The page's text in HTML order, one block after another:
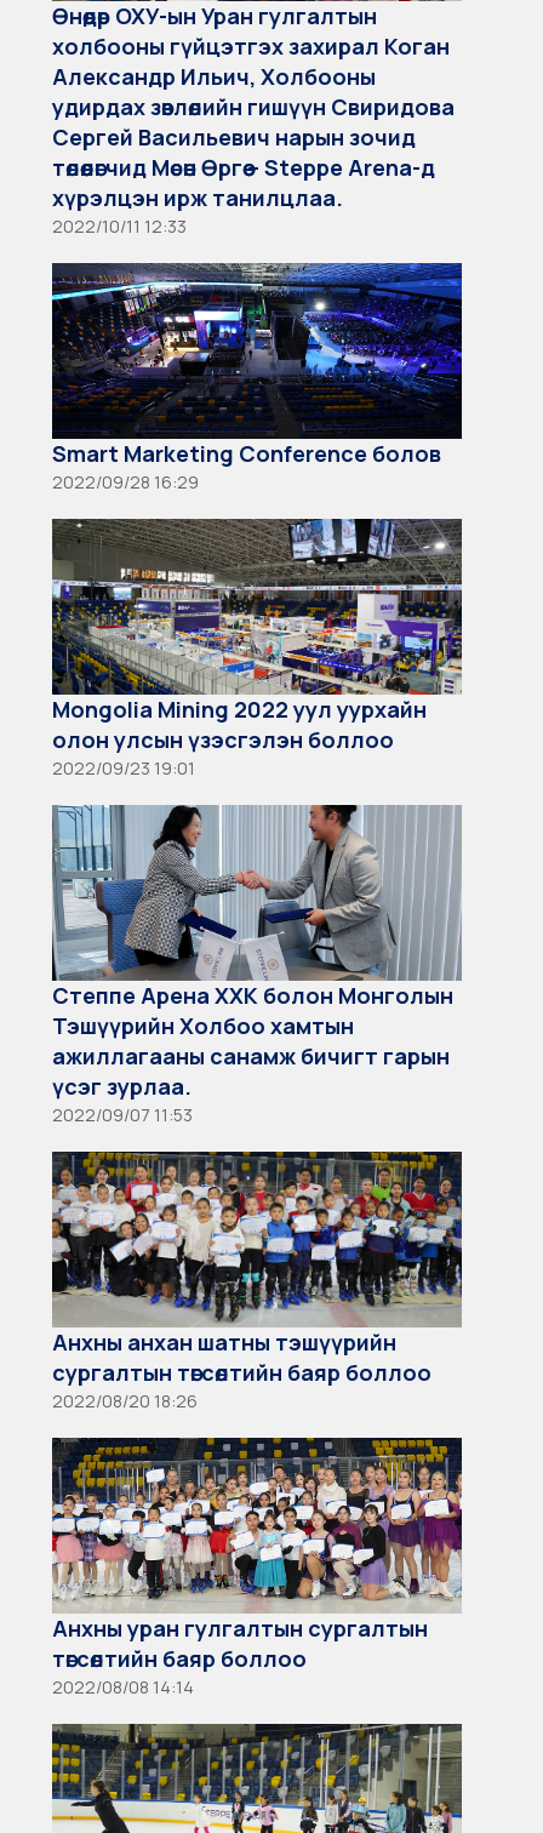
Өнөөдөр ОХУ-ын Уран гулгалтын
холбооны гүйцэтгэх захирал Коган
Александр Ильич, Холбооны
удирдах зөвлөлийн гишүүн Свиридова
Сергей Васильевич нарын зочид
төлөөлөгчид Мөсөн Өргөө – Steppe Arena-д
хүрэлцэн ирж танилцлаа.
2022/10/11 12:33
Smart Marketing Conference болов
2022/09/28 16:29
Mongolia Mining 2022 уул уурхайн
олон улсын үзэсгэлэн боллоо
2022/09/23 19:01
Степпе Арена ХХК болон Монголын
Тэшүүрийн Холбоо хамтын
ажиллагааны санамж бичигт гарын
үсэг зурлаа.
2022/09/07 11:53
Анхны анхан шатны тэшүүрийн
сургалтын төгсөлтийн баяр боллоо
2022/08/20 18:26
Анхны уран гулгалтын сургалтын
төгсөлтийн баяр боллоо
2022/08/08 14:14